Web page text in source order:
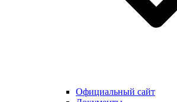
Официальный сайт